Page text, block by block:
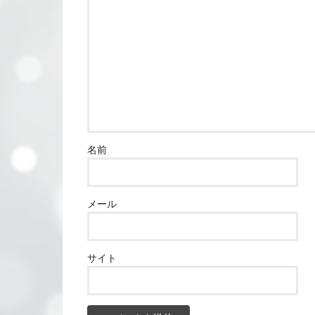
名前
メール
サイト